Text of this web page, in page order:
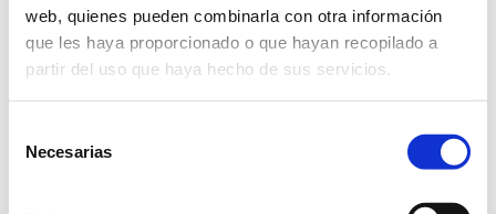
web, quienes pueden combinarla con otra información
que les haya proporcionado o que hayan recopilado a
partir del uso que haya hecho de sus servicios.
Necesarias